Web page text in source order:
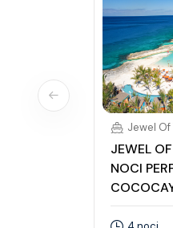
Jewel Of
JEWEL
NOCI